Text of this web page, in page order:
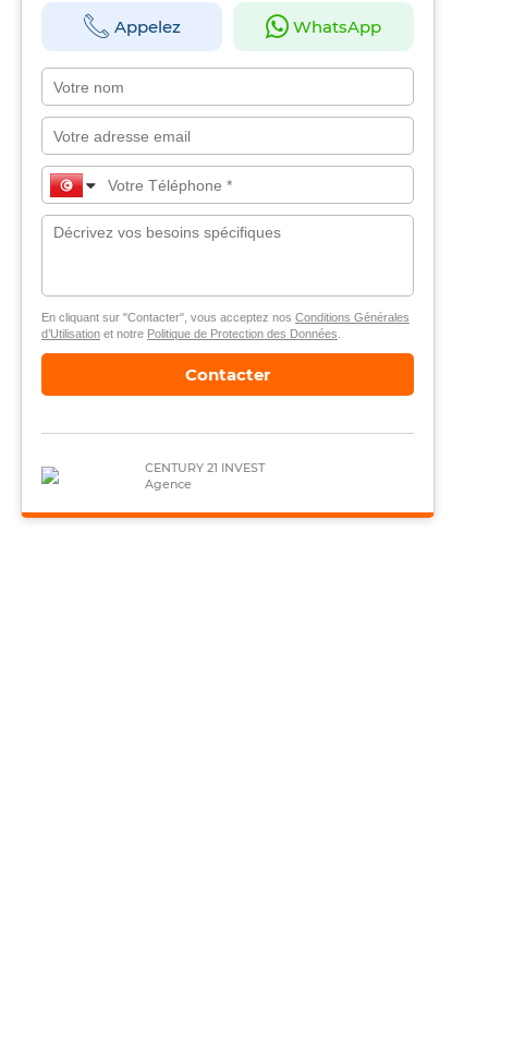
Appelez WhatsApp
En cliquant sur "Contacter", vous acceptez nos Conditions Générales
d’Utilisationet notre Politique de Protection des Données
Contacter
CENTURY 21 INVEST
Agence